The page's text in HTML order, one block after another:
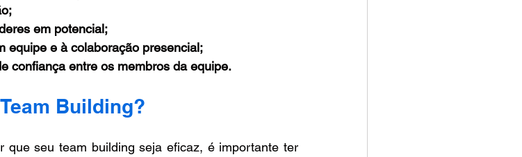
em potencial;
equipe e à colaboração presencial;
confiança entre os membros da equipe.
Building?
que seu team building seja eficaz, é importante ter